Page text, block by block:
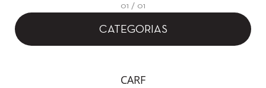
01 / 01
CATEGORIAS
CARF